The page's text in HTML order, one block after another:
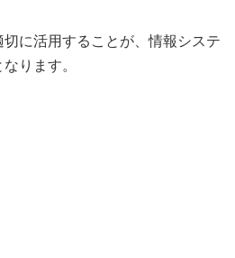
に活用することが、情報システ
ります。